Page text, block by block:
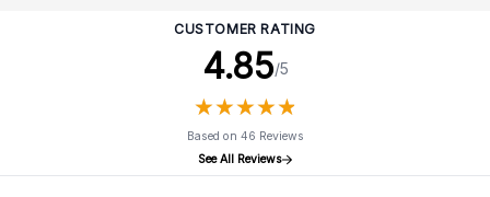
CUSTOMER RATING
4.85/5
★★★★★
★★★★★
Based on 46 Reviews
See All Reviews